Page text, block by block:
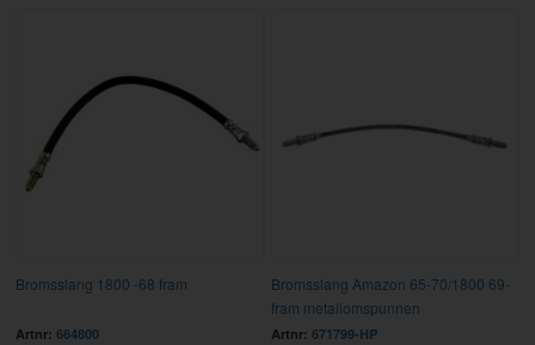
Bromsslang 1800 -68 fram
Artnr: 664800
Bromsslang Amazon 65-70/1800 69-
fram metallomspunnen
Artnr: 671799-HP